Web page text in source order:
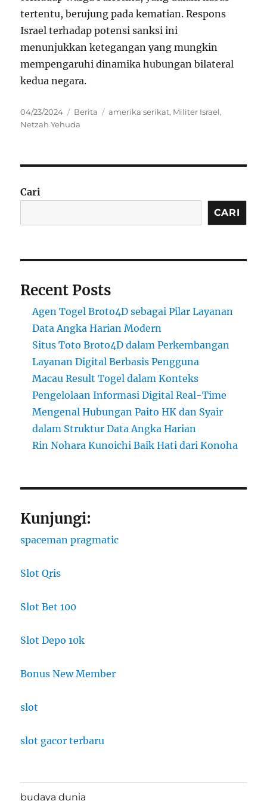
tertentu, berujung pada kematian. Respons
Israel terhadap potensi sanksi ini
menunjukkan ketegangan yang mungkin
mempengaruhi dinamika hubungan bilateral
kedua negara.
Posted
on
04/23/2024 Categories
Berita Tags
amerika serikat, Militer Israel,
Netzah Yehuda
Cari
CARI
Recent Posts
Agen Togel Broto4D sebagai Pilar Layanan
Data Angka Harian Modern
Situs Toto Broto4D dalam Perkembangan
Layanan Digital Berbasis Pengguna
Macau Result Togel dalam Konteks
Pengelolaan Informasi Digital Real-Time
Mengenal Hubungan Paito HK dan Syair
dalam Struktur Data Angka Harian
Rin Nohara Kunoichi Baik Hati dari Konoha
Kunjungi:
spaceman pragmatic
Slot Qris
Slot Bet 100
Slot Depo 10k
Bonus New Member
slot
slot gacor terbaru
budaya dunia